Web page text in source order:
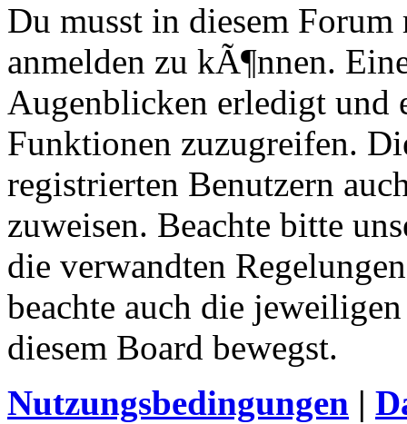
Du musst in diesem
anmelden zu kÃ¶nnen.
Augenblicken erledigt und
Funktionen zuzugreifen.
registrierten Benutzern
zuweisen. Beachte bitte
die verwandten
beachte auch die
diesem Board bewegst.
Nutzungsbedingungen |